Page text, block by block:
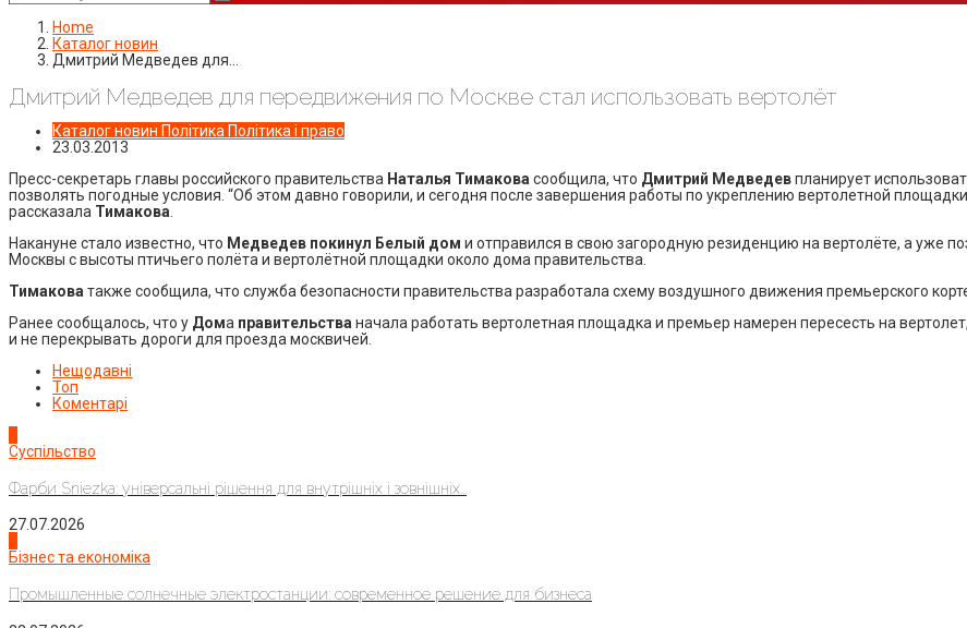
Home
Каталог новин
Дмитрий Медведев для…
Дмитрий Медведев для передвижения по Москве стал использовать вертолёт
Каталог новин Політика Політика і право
23.03.2013
Пресс-секретарь главы российского правительства Наталья Тимакова сообщила, что Дмитрий Медведевпланирует
позволять погодные условия. “Об этом давно говорили, и сегодня после завершения работы по укреплению вертолетной
рассказала Тимакова
Накануне стало известно, что Медведев покинул Белый дом и отправился в свою загородную резиденцию на вертолёте, а уже
Москвы с высоты птичьего полёта и вертолётной площадки около дома правительства.
Тимакова также сообщила, что служба безопасности правительства разработала схему воздушного движения премьерского
Ранее сообщалось, что у Дома правительства начала работать вертолетная площадка и премьер намерен пересесть на
и не перекрывать дороги для проезда москвичей.
Нещодавні
Топ
Коментарі
Суспільство
Фарби Sniezka: універсальні рішення для внутрішніх і зовнішніх...
27.07.2026
Бізнес та економіка
Промышленные солнечные электростанции: современное решение для бизнеса